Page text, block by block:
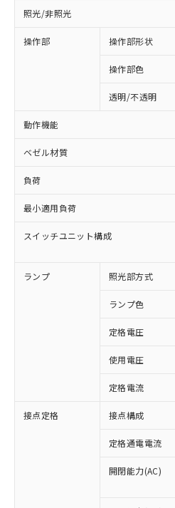
照光/非照光
操作部 操作部形状
操作部色
透明/不透明
動作機能
ベゼル材質
負荷
最小適用負荷
スイッチユニット構成
ランプ 照光部方式
ランプ色
定格電圧
使用電圧
定格電流
接点定格 接点構成
定格通電電流
開閉能力(AC)
以下の条件をお読みいた
本サービスは、当
商品の当社在庫状
(税抜)を提供させ
当社制御機器事業
本サービスの対象
非含有に対応した製品が
対応予定：EU RoHS指
有に対応した製品に切
対応予定なし：EU
非含有に非対応の商品で
調査・確認中：EU
非含有の対応状況を調査
非該当品：ライセンス
害物質有無と関係のな
仕入先様の事情により
「○」：最大均質材料含
基準値以下であること
「×」：最大均質材料